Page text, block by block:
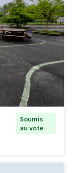
Soumis
au vote